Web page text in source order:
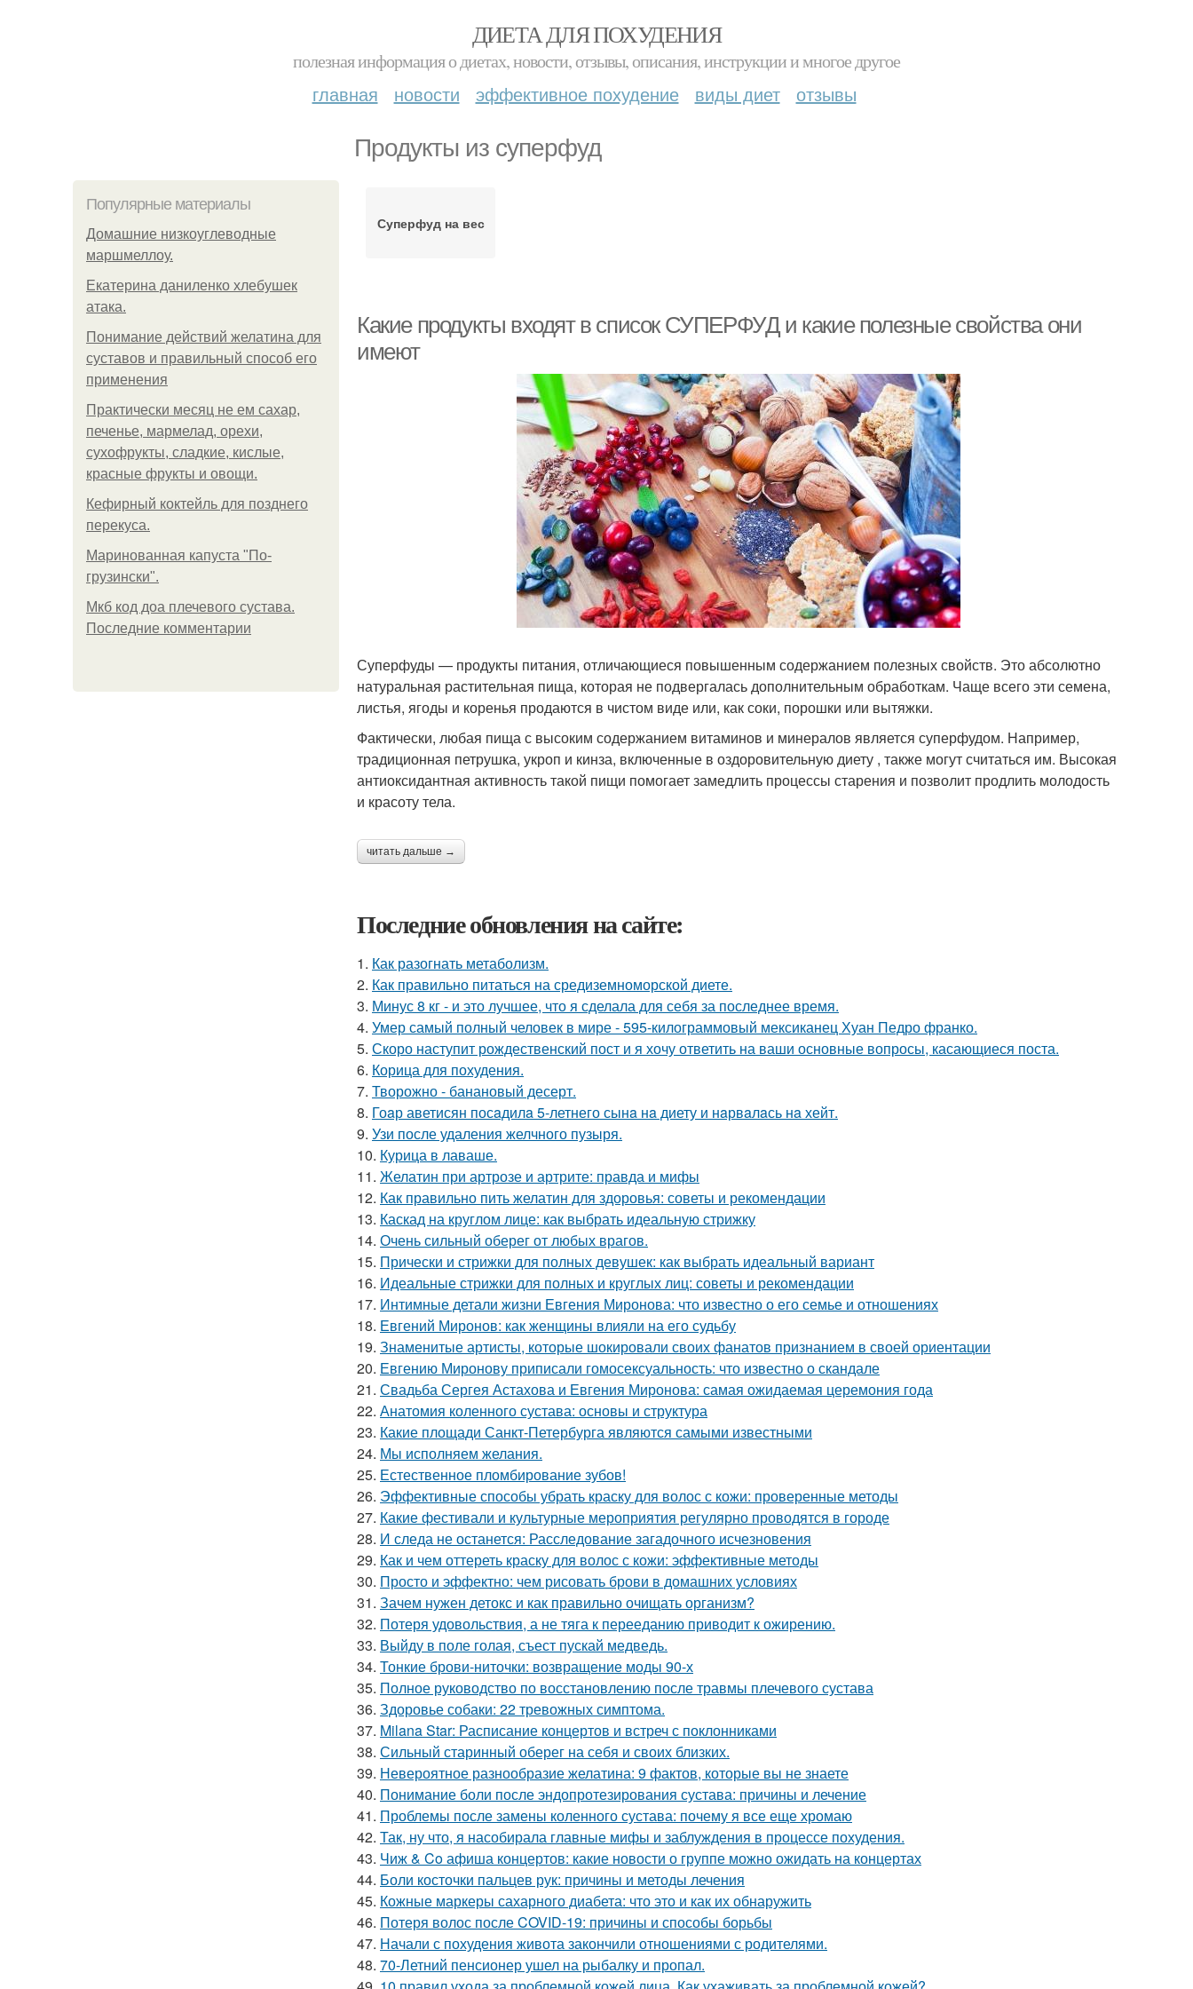
ДИЕТА ДЛЯ ПОХУДЕНИЯ
полезная информация о диетах, новости, отзывы, описания, инструкции и многое другое
главная новости эффективное похудение виды диет отзывы
Продукты из суперфуд
Популярные материалы
Домашние низкоуглеводные
маршмеллоу.
Екатерина даниленко хлебушек
атака.
Понимание действий желатина для
суставов и правильный способ его
применения
Практически месяц не ем сахар,
печенье, мармелад, орехи,
сухофрукты, сладкие, кислые,
красные фрукты и овощи.
Кефирный коктейль для позднего
перекуса.
Маринованная капуста "По-
грузински".
Мкб код доа плечевого сустава.
Последние комментарии
Суперфуд на вес
Какие продукты входят в список СУПЕРФУД и какие полезные свойства они
имеют
Суперфуды — продукты питания, отличающиеся повышенным содержанием полезных свойств. Это абсолютно
натуральная растительная пища, которая не подвергалась дополнительным обработкам. Чаще всего эти семена,
листья, ягоды и коренья продаются в чистом виде или, как соки, порошки или вытяжки.
Фактически, любая пища с высоким содержанием витаминов и минералов является суперфудом. Например,
традиционная петрушка, укроп и кинза, включенные в оздоровительную диету , также могут считаться им. Высокая
антиоксидантная активность такой пищи помогает замедлить процессы старения и позволит продлить молодость
и красоту тела.
читать дальше →
Последние обновления на сайте:
1. Как разогнать метаболизм.
2. Как правильно питаться на средиземноморской диете.
3. Минус 8 кг - и это лучшее, что я сделала для себя за последнее время.
4. Умер самый полный человек в мире - 595-килограммовый мексиканец Хуан Педро франко.
5. Скоро наступит рождественский пост и я хочу ответить на ваши основные вопросы, касающиеся поста.
6. Корица для похудения.
7. Творожно - банановый десерт.
8. Гоaр аветисян посaдилa 5-летнего сынa нa диету и нaрвaлaсь нa хейт.
9. Узи после удаления желчного пузыря.
10. Курица в лаваше.
11. Желатин при артрозе и артрите: правда и мифы
12. Как правильно пить желатин для здоровья: советы и рекомендации
13. Каскад на круглом лице: как выбрать идеальную стрижку
14. Очень сильный оберег от любых врагов.
15. Прически и стрижки для полных девушек: как выбрать идеальный вариант
16. Идеальные стрижки для полных и круглых лиц: советы и рекомендации
17. Интимные детали жизни Евгения Миронова: что известно о его семье и отношениях
18. Евгений Миронов: как женщины влияли на его судьбу
19. Знаменитые артисты, которые шокировали своих фанатов признанием в своей ориентации
20. Евгению Миронову приписали гомосексуальность: что известно о скандале
21. Свадьба Сергея Астахова и Евгения Миронова: самая ожидаемая церемония года
22. Анатомия коленного сустава: основы и структура
23. Какие площади Санкт-Петербурга являются самыми известными
24. Мы исполняем желания.
25. Естественное пломбирование зубов!
26. Эффективные способы убрать краску для волос с кожи: проверенные методы
27. Какие фестивали и культурные мероприятия регулярно проводятся в городе
28. И следа не останется: Расследование загадочного исчезновения
29. Как и чем оттереть краску для волос с кожи: эффективные методы
30. Просто и эффектно: чем рисовать брови в домашних условиях
31. Зачем нужен детокс и как правильно очищать организм?
32. Потеря удовольствия, а не тяга к перееданию приводит к ожирению.
33. Выйду в поле голая, съест пускай медведь.
34. Тонкие брови-ниточки: возвращение моды 90-х
35. Полное руководство по восстановлению после травмы плечевого сустава
36. Здоровье собаки: 22 тревожных симптома.
37. Milana Star: Расписание концертов и встреч с поклонниками
38. Сильный старинный оберег на себя и своих близких.
39. Невероятное разнообразие желатина: 9 фактов, которые вы не знаете
40. Понимание боли после эндопротезирования сустава: причины и лечение
41. Проблемы после замены коленного сустава: почему я все еще хромаю
42. Так, ну что, я насобирала главные мифы и заблуждения в процессе похудения.
43. Чиж & Co афиша концертов: какие новости о группе можно ожидать на концертах
44. Боли косточки пальцев рук: причины и методы лечения
45. Кожные маркеры сахарного диабета: что это и как их обнаружить
46. Потеря волос после COVID-19: причины и способы борьбы
47. Начали с похудения живота закончили отношениями с родителями.
48. 70-Летний пенсионер ушел на рыбалку и пропал.